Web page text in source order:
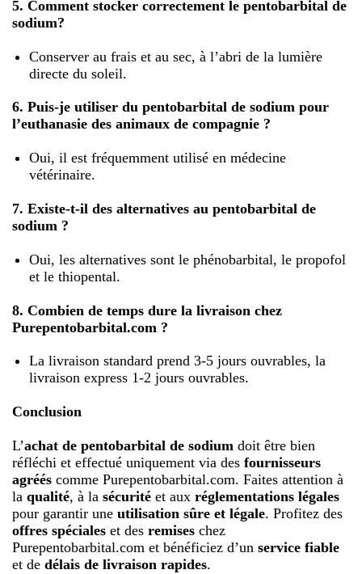
5. Comment stocker correctement le pentobarbital de
sodium?
Conserver au frais et au sec, à l’abri de la lumière
directe du soleil.
6. Puis-je utiliser du pentobarbital de sodium pour
l’euthanasie des animaux de compagnie ?
Oui, il est fréquemment utilisé en médecine
vétérinaire.
7. Existe-t-il des alternatives au pentobarbital de
sodium ?
Oui, les alternatives sont le phénobarbital, le propofol
et le thiopental.
8. Combien de temps dure la livraison chez
Purepentobarbital.com ?
La livraison standard prend 3-5 jours ouvrables, la
livraison express 1-2 jours ouvrables.
Conclusion
L’achat de pentobarbital de sodium doit être bien
réfléchi et effectué uniquement via des fournisseurs
agréés comme Purepentobarbital.com. Faites attention à
la qualité, à la sécurité et aux réglementations légales
pour garantir une utilisation sûre et légale. Profitez des
offres spéciales et des remises chez
Purepentobarbital.com et bénéficiez d’un service fiable
et de délais de livraison rapides.